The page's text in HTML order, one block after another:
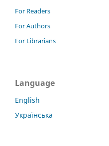
For Readers
For Authors
For Librarians
Language
English
Українська